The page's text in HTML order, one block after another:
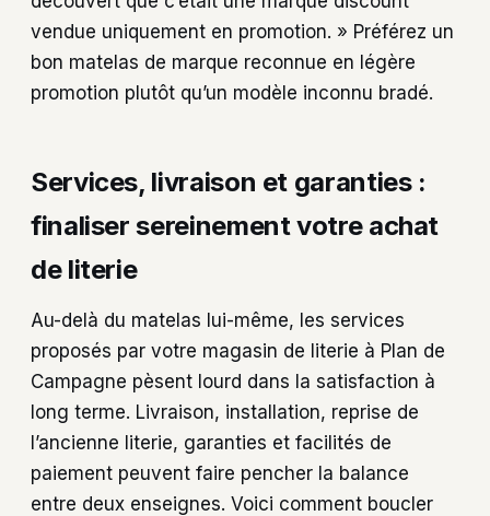
vendue uniquement en promotion. » Préférez un
bon matelas de marque reconnue en légère
promotion plutôt qu’un modèle inconnu bradé.
Services, livraison et garanties :
finaliser sereinement votre achat
de literie
Au-delà du matelas lui-même, les services
proposés par votre magasin de literie à Plan de
Campagne pèsent lourd dans la satisfaction à
long terme. Livraison, installation, reprise de
l’ancienne literie, garanties et facilités de
paiement peuvent faire pencher la balance
entre deux enseignes. Voici comment boucler